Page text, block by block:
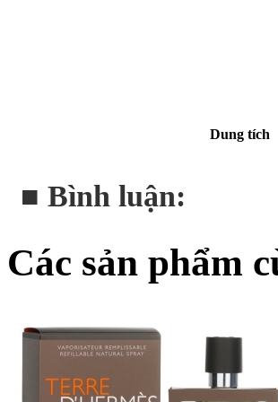
Dung tích
■ Bình luận:
Các sản phẩm